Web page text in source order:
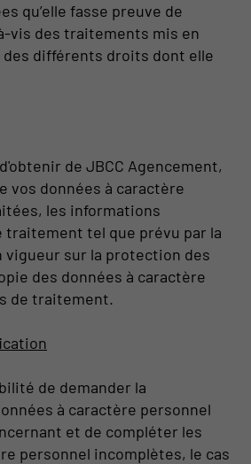
qu’elle fasse preuve de
vis des traitements mis en
différents droits dont elle
de JBCC Agencement,
vos données à caractère
les informations
tel que prévu par la
sur la protection des
des données à caractère
de traitement.
de demander la
à caractère personnel
et de compléter les
personnel incomplètes, le cas